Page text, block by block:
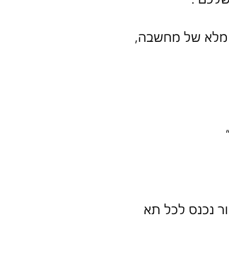
מלא של מחשבה,
נכנס לכל תא